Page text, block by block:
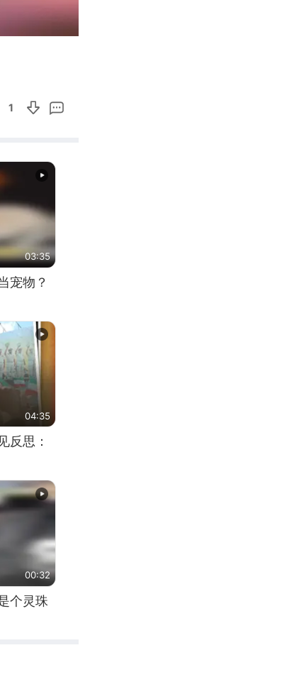
1
03:35
宠物？
04:35
反思：
00:32
个灵珠